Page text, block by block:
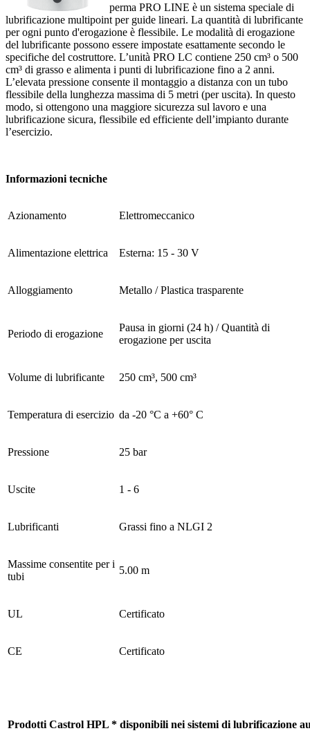
perma PRO LINE è un sistema speciale di
lubrificazione multipoint per guide lineari. La quantità di lubrificante
per ogni punto d'erogazione è flessibile. Le modalità di erogazione
del lubrificante possono essere impostate esattamente secondo le
specifiche del costruttore. L’unità PRO LC contiene 250 cm³ o 500
cm³ di grasso e alimenta i punti di lubrificazione fino a 2 anni.
L’elevata pressione consente il montaggio a distanza con un tubo
flessibile della lunghezza massima di 5 metri (per uscita). In questo
modo, si ottengono una maggiore sicurezza sul lavoro e una
lubrificazione sicura, flessibile ed efficiente dell’impianto durante
l’esercizio.
Informazioni tecniche
Azionamento Elettromeccanico
Alimentazione elettrica Esterna: 15 - 30 V
Alloggiamento Metallo / Plastica trasparente
Periodo di erogazione
Pausa in giorni (24 h) / Quantità di
erogazione per uscita
Volume di lubrificante 250 cm³, 500 cm³
Temperatura di esercizio da -20 °C a +60° C
Pressione 25 bar
Uscite 1 - 6
Lubrificanti Grassi fino a NLGI 2
Massime consentite per i
tubi
5.00 m
UL Certificato
CE Certificato
Prodotti Castrol HPL * disponibili nei sistemi di lubrificazione